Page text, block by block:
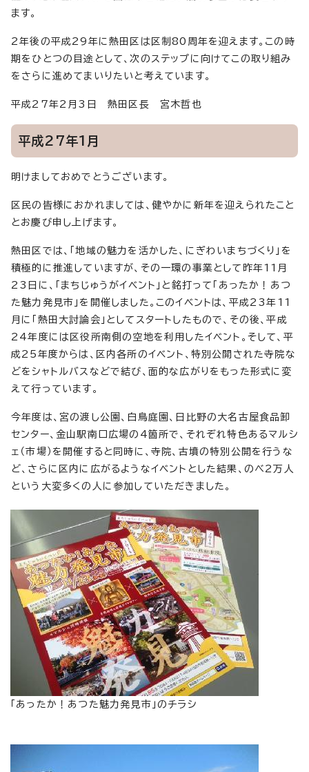
ます。
2年後の平成29年に熱田区は区制80周年を迎えます。この時
期をひとつの目途として、次のステップに向けてこの取り組み
をさらに進めてまいりたいと考えています。
平成27年2月3日 熱田区長 宮木哲也
平成27年1月
明けましておめでとうございます。
区民の皆様におかれましては、健やかに新年を迎えられたこと
とお慶び申し上げます。
熱田区では、「地域の魅力を活かした、にぎわいまちづくり」を
積極的に推進していますが、その一環の事業として昨年11月
23日に、「まちじゅうがイベント」と銘打って「あったか！あつ
た魅力発見市」を開催しました。このイベントは、平成23年11
月に「熱田大討論会」としてスタートしたもので、その後、平成
24年度には区役所南側の空地を利用したイベント。そして、平
成25年度からは、区内各所のイベント、特別公開された寺院な
どをシャトルバスなどで結び、面的な広がりをもった形式に変
えて行っています。
今年度は、宮の渡し公園、白鳥庭園、日比野の大名古屋食品卸
センター、金山駅南口広場の4箇所で、それぞれ特色あるマルシ
ェ（市場）を開催すると同時に、寺院、古墳の特別公開を行うな
ど、さらに区内に広がるようなイベントとした結果、のべ2万人
という大変多くの人に参加していただきました。
「あったか！あつた魅力発見市」のチラシ